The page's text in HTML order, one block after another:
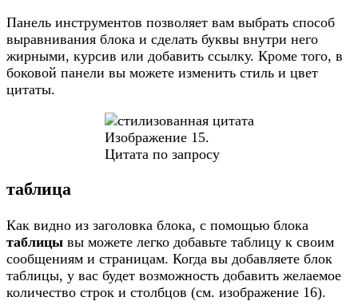
Панель инструментов позволяет вам выбрать способ
выравнивания блока и сделать буквы внутри него
жирными, курсив или добавить ссылку. Кроме того, в
боковой панели вы можете изменить стиль и цвет
цитаты.
Изображение 15.
Цитата по запросу
таблица
Как видно из заголовка блока, с помощью блока
таблицы вы можете легко добавьте таблицу к своим
сообщениям и страницам. Когда вы добавляете блок
таблицы, у вас будет возможность добавить желаемое
количество строк и столбцов (см. изображение 16).